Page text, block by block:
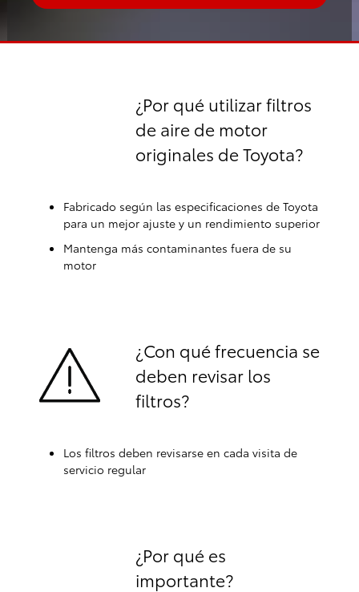
¿Por qué utilizar filtros
de aire de motor
originales de Toyota?
Fabricado según las especificaciones de Toyota
para un mejor ajuste y un rendimiento superior
Mantenga más contaminantes fuera de su
motor
¿Con qué frecuencia se
deben revisar los
filtros?
Los filtros deben revisarse en cada visita de
servicio regular
¿Por qué es
importante?